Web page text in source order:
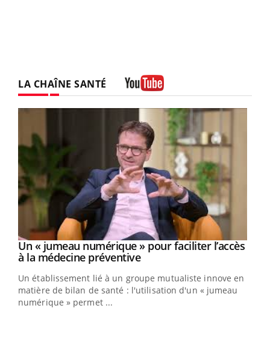
LA CHAÎNE SANTÉ
Youtube
Un « jumeau numérique » pour faciliter l’accès
à la médecine préventiveYoutube
Un établissement lié à un groupe mutualiste innove en
matière de bilan de santé : l'utilisation d'un « jumeau
numérique » permet ...